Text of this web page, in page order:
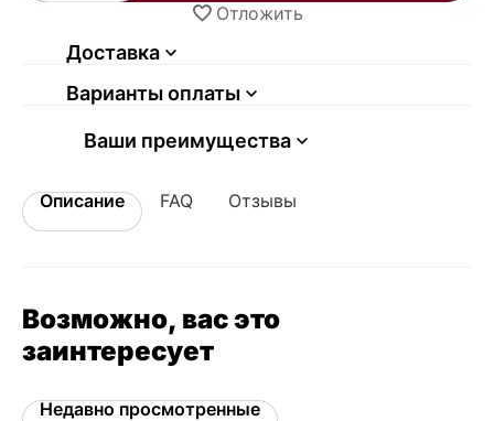
Отложить
Доставка
Варианты оплаты
Ваши преимущества
Описание FAQ Отзывы
Возможно, вас это
заинтересует
Недавно просмотренные